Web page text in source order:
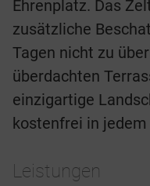
Ehrenplatz. Das
zusätzliche
Tagen nicht zu
überdachten
einzigartige
kostenfrei in
Leistungen